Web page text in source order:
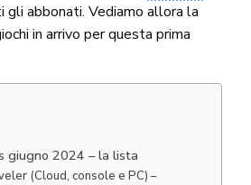
abbonati. Vediamo allora la
in arrivo per questa prima
giugno 2024 – la lista
(Cloud, console e PC) –